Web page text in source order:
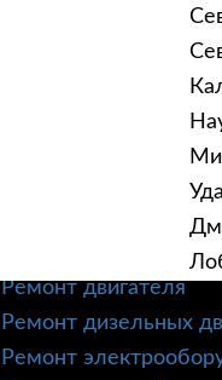
Техническое
Ремонт трансмиссии
Ремонт двигателя
Ремонт дизельных
Ремонт